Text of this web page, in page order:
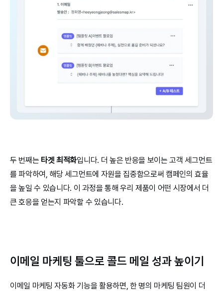
두 번째는 타겟 최적화입니다. 더 높은 반응을 보이는 고객 세그먼트
를 파악하여, 해당 세그먼트에 자원을 집중함으로써 캠페인의 효율
을 높일 수 있습니다. 이 과정을 통해 우리 제품이 어떤 시장에서 더
큰 호응을 얻는지 파악할 수 있습니다.
이메일 마케팅 툴으로 콜드 메일 성과 높이기
이메일 마케팅 자동화 기능을 활용하면, 한 명의 마케팅 팀원이 더